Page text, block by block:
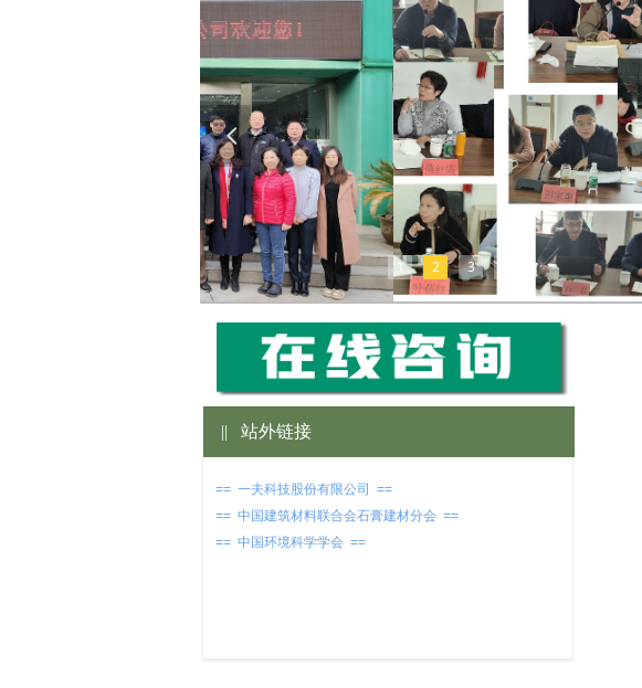
1 2 3
넳
|| 站外链接
== 一夫科技股份有限公司 ==
== 中国建筑材料联合会石膏建材分会 ==
== 中国环境科学学会 ==